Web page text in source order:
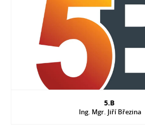
5.B
Ing. Mgr. Jiří Březina